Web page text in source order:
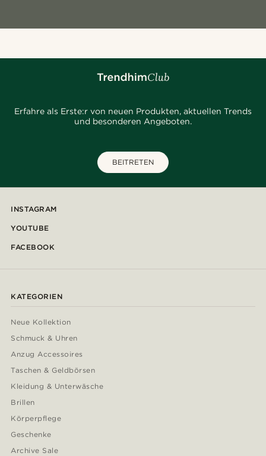
Erfahre als Erste:r von neuen Produkten, aktuellen Trends
und besonderen Angeboten.
BEITRETEN
INSTAGRAM
YOUTUBE
FACEBOOK
KATEGORIEN
Neue Kollektion
Schmuck & Uhren
Anzug Accessoires
Taschen & Geldbörsen
Kleidung & Unterwäsche
Brillen
Körperpflege
Geschenke
Archive Sale